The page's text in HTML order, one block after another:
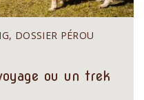
DOSSIER PÉROU
ou un trek